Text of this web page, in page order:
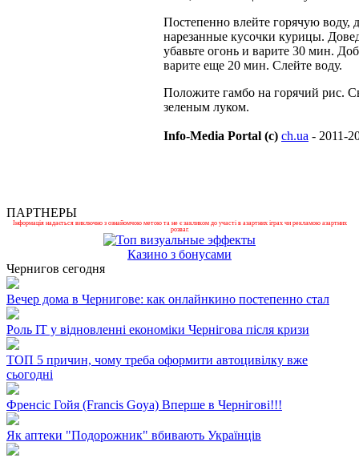
Постепенно влейте горячую воду,
нарезанные кусочки курицы.
убавьте огонь и варите 30 мин.
варите еще 20 мин. Слейте воду.
Положите гамбо на горячий рис.
зеленым луком.
Info-Media Portal (c) ch.ua - 2011-
ПАРТНЕРЫ
Інформація надається виключно з ознайомчою метою та не є закликом до участі в азартних іграх чи рекламою азартних
розваг.
Казино з бонусами
Чернигов сегодня
Вечер дома в Чернигове: как онлайнкино постепенно стал
Роль ІТ у відновленні економіки Чернігова після кризи
ТОП 5 причин, чому треба оформити автоцивілку вже
сьогодні
Френсіс Гойя (Francis Goya) Вперше в Чернігові!!!
Як аптеки "Подорожник" вбивають Українців